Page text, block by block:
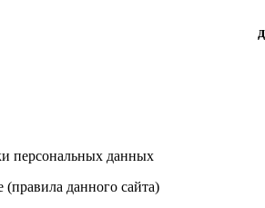
персональных данных
(правила данного сайта)